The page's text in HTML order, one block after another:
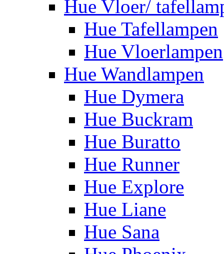
Hue Vloer/
Hue Tafellampen
Hue Vloerlampen
Hue Wandlampen
Hue Dymera
Hue Buckram
Hue Buratto
Hue Runner
Hue Explore
Hue Liane
Hue Sana